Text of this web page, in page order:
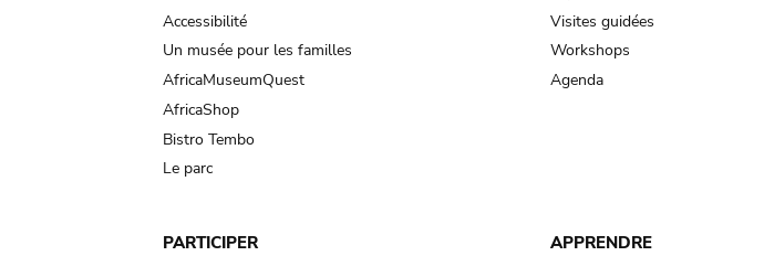
Accessibilité
Un musée pour les familles
AfricaMuseumQuest
AfricaShop
Bistro Tembo
Le parc
Visites guidées
Workshops
Agenda
PARTICIPER APPRENDRE